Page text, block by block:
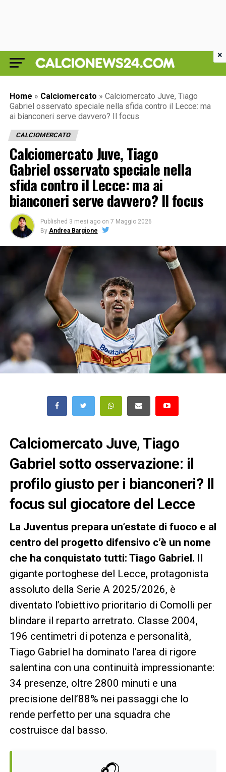
Home » Calciomercato » Calciomercato Juve, Tiago
Gabriel osservato speciale nella sfida contro il Lecce: ma
ai bianconeri serve davvero? Il focus
CALCIOMERCATO
Calciomercato Juve, Tiago
Gabriel osservato speciale nella
sfida contro il Lecce: ma ai
bianconeri serve davvero? Il focus
Published 3 mesi ago on 7 Maggio 2026
By Andrea Bargione
Calciomercato Juve, Tiago
Gabriel sotto osservazione: il
profilo giusto per i bianconeri? Il
focus sul giocatore del Lecce
La Juventus prepara un’estate di fuoco e al
centro del progetto difensivo c’è un nome
che ha conquistato tutti: Tiago Gabriel. Il
gigante portoghese del Lecce, protagonista
assoluto della Serie A 2025/2026, è
diventato l’obiettivo prioritario di Comolli per
blindare il reparto arretrato. Classe 2004,
196 centimetri di potenza e personalità,
Tiago Gabriel ha dominato l’area di rigore
salentina con una continuità impressionante:
34 presenze, oltre 2800 minuti e una
precisione dell’88% nei passaggi che lo
rende perfetto per una squadra che
costruisce dal basso.
×